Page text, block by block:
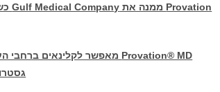
Provation ממנה את Gulf Medical Company
Provation® MD מאפשר לקלינאים ברחבי